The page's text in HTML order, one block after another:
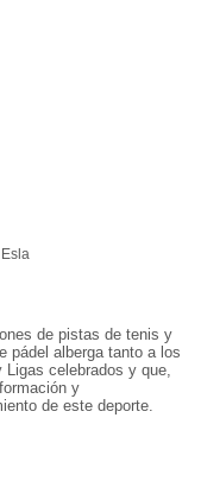
de pistas de tenis y
pádel alberga tanto a los
celebrados y que,
y
de este deporte.